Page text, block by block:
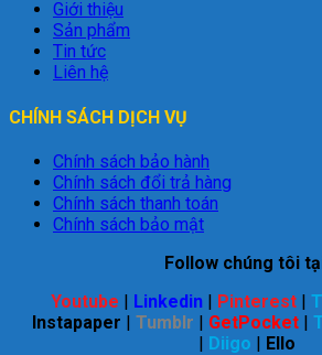
Giới thiệu
Sản phẩm
Tin tức
Liên hệ
CHÍNH SÁCH DỊCH VỤ
Chính sách bảo hành
Chính sách đổi trả hàng
Chính sách thanh toán
Chính sách bảo mật
Follow chúng tôi
Youtube | Linkedin | Pinterest |
Instapaper | Tumblr | GetPocket |
| Diigo | Ello